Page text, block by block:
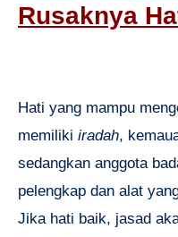
Rusaknya
Hati yang mampu
memiliki iradah,
sedangkan anggota
pelengkap dan alat
Jika hati baik, jasad